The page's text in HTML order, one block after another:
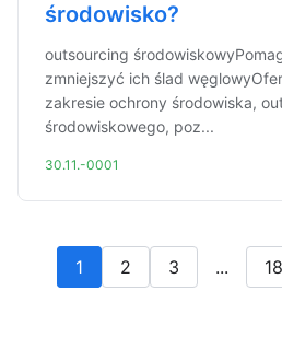
środowisko?
outsourcing
zmniejszyć ich ślad
zakresie ochrony środowiska,
środowiskowego, poz...
30.11.-0001
1 2 3 ... 18